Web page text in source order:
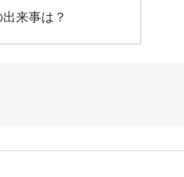
来事は？